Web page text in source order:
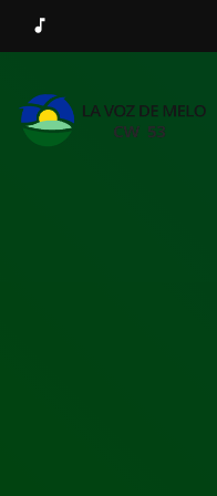
music_note